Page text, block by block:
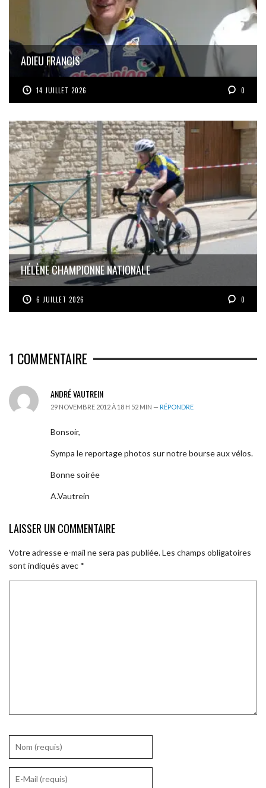
ADIEU FRANCIS
14 JUILLET 2026 0
HÉLÈNE CHAMPIONNE NATIONALE
6 JUILLET 2026 0
1 COMMENTAIRE
ANDRÉ VAUTREIN
29 NOVEMBRE 2012 À 18 H 52 MIN — RÉPONDRE
Bonsoir,
Sympa le reportage photos sur notre bourse aux vélos.
Bonne soirée
A.Vautrein
LAISSER UN COMMENTAIRE
Votre adresse e-mail ne sera pas publiée.Les champs obligatoires
sont indiqués avec *